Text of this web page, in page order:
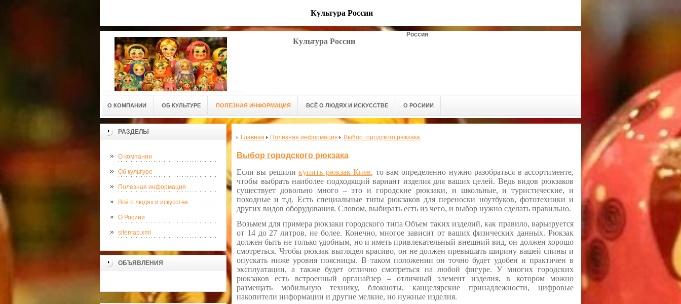
Культура России
Культура России
Россия
О КОМПАНИИ ОБ КУЛЬТУРЕ ПОЛЕЗНАЯ ИНФОРМАЦИЯ ВСЁ О ЛЮДЯХ И ИСКУССТВЕ О РОСИИИ
РАЗДЕЛЫ
О компании
Об культуре
Полезная информация
Всё о людях и искусстве
О Росиии
sitemap.xml
ОБЪЯВЛЕНИЯ
>
Главная Полезная информация Выбор городского рюкзака
Выбор городского рюкзака
Если вы решиликупить рюкзак Киев, то вам определенно нужно разобраться в ассортименте,
чтобы выбрать наиболее подходящий вариант изделия для ваших целей. Ведь видов рюкзаков
существует довольно много – это и городские рюкзаки, и школьные, и туристические, и
походные и т.д. Есть специальные типы рюкзаков для переноски ноутбуков, фототехники и
других видов оборудования. Словом, выбирать есть из чего, и выбор нужно сделать правильно.
Возьмем для примера рюкзаки городского типа Объем таких изделий, как правило, варьируется
от 14 до 27 литров, не более. Конечно, многое зависит от ваших физических данных. Рюкзак
должен быть не только удобным, но и иметь привлекательный внешний вид, он должен хорошо
смотреться. Чтобы рюкзак выглядел красиво, он не должен превышать ширину вашей спины и
опускать ниже уровня поясницы. В таком положении он точно будет удобен и практичен в
эксплуатации, а также будет отлично смотреться на любой фигуре. У многих городских
рюкзаков есть встроенный органайзер – отличный элемент изделия, в котором можно
размещать мобильную технику, блокноты, канцелярские принадлежности, цифровые
накопители информации и другие мелкие, но нужные изделия.